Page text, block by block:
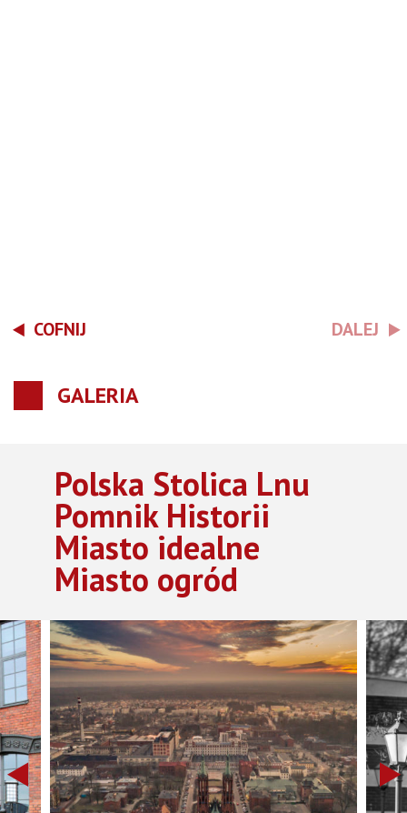
COFNIJ DALEJ
GALERIA
Polska Stolica Lnu
Pomnik Historii
Miasto idealne
Miasto ogród